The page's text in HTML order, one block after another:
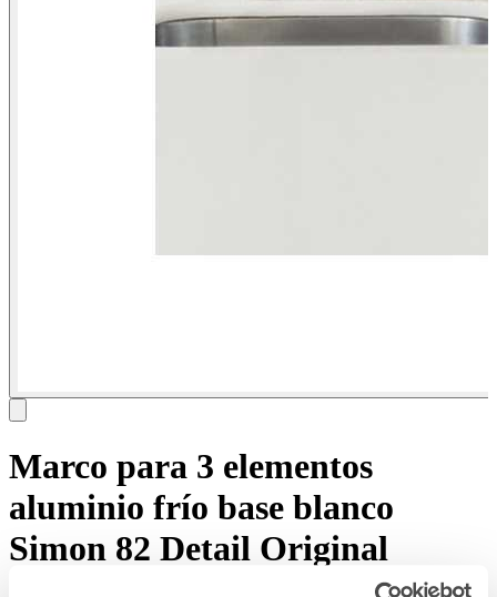
Marco para 3 elementos
aluminio frío base blanco
Simon 82 Detail Original